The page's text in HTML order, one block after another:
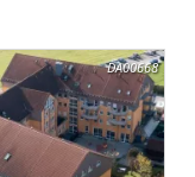
DA00668